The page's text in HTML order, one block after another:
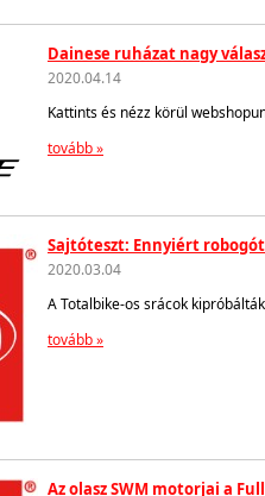
Dainese ruházat nagy
2020.04.14
Kattints és nézz körül
tovább »
Sajtóteszt: Ennyiért robogót
2020.03.04
A Totalbike-os srácok kipróbálták
tovább »
Az olasz SWM motorjai a